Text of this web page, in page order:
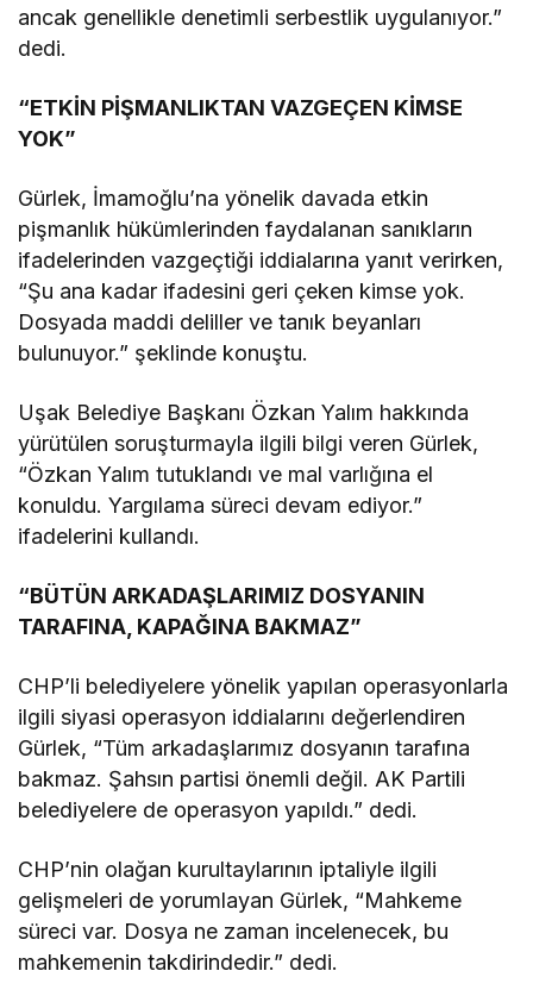
ancak genellikle denetimli serbestlik uygulanıyor.”
dedi.
“ETKİN PİŞMANLIKTAN VAZGEÇEN KİMSE
YOK”
Gürlek, İmamoğlu’na yönelik davada etkin
pişmanlık hükümlerinden faydalanan sanıkların
ifadelerinden vazgeçtiği iddialarına yanıt verirken,
“Şu ana kadar ifadesini geri çeken kimse yok.
Dosyada maddi deliller ve tanık beyanları
bulunuyor.” şeklinde konuştu.
Uşak Belediye Başkanı Özkan Yalım hakkında
yürütülen soruşturmayla ilgili bilgi veren Gürlek,
“Özkan Yalım tutuklandı ve mal varlığına el
konuldu. Yargılama süreci devam ediyor.”
ifadelerini kullandı.
“BÜTÜN ARKADAŞLARIMIZ DOSYANIN
TARAFINA, KAPAĞINA BAKMAZ”
CHP’li belediyelere yönelik yapılan operasyonlarla
ilgili siyasi operasyon iddialarını değerlendiren
Gürlek, “Tüm arkadaşlarımız dosyanın tarafına
bakmaz. Şahsın partisi önemli değil. AK Partili
belediyelere de operasyon yapıldı.” dedi.
CHP’nin olağan kurultaylarının iptaliyle ilgili
gelişmeleri de yorumlayan Gürlek, “Mahkeme
süreci var. Dosya ne zaman incelenecek, bu
mahkemenin takdirindedir.” dedi.